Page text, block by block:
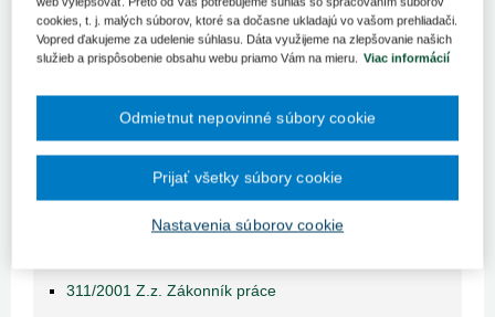
Prístup k obsahu portálu majú len registrovaní používatelia
portálu. Pokiaľ ste už zaregistrovaný, stačí sa prihlásiť.
demo licenciu zdarma (stačí sa zaregistrovať).
Registrácia Prihlásenie
311/2001 Z.z. Zákonník práce
cookies, t. j. malých súborov, ktoré sa dočasne ukladajú vo vašom prehliadači.
Vopred ďakujeme za udelenie súhlasu. Dáta využijeme na zlepšovanie našich
služieb a prispôsobenie obsahu webu priamo Vám na mieru.
Viac informácií
Nastavenia súborov cookie
Odmietnut nepovinné súbory cookie
Prijať všetky súbory cookie